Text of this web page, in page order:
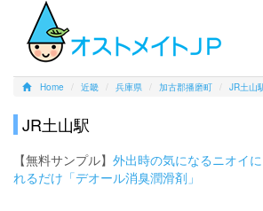
Home 近畿 兵庫県 加古郡播磨町 JR土山
JR土山駅
【無料サンプル】 外出時の気になるニオイ
れるだけ「デオール消臭潤滑剤」